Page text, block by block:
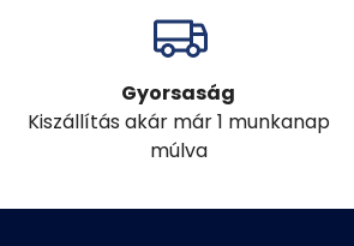
Gyorsaság
Kiszállítás akár már 1 munkanap
múlva